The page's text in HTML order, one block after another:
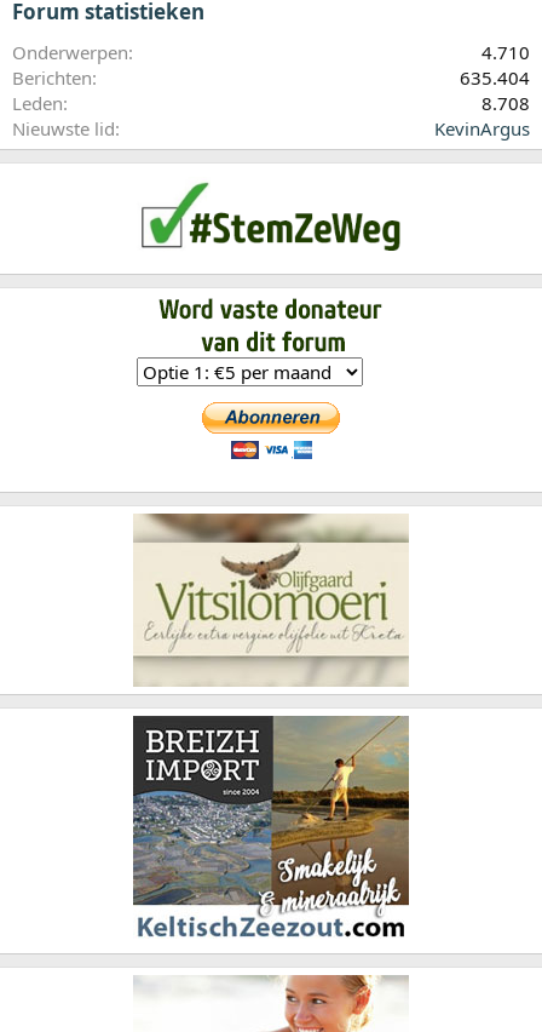
Forum statistieken
Onderwerpen
4.710
Berichten
635.404
Leden
8.708
Nieuwste lid
KevinArgus